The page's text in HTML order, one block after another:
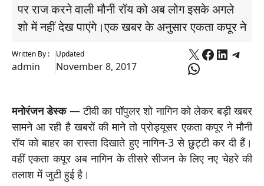
पर राज करने वाली मौनी रॉय को अब लोग इसके अगले
शो में नहीं देख पाएंगे।एक खबर के अनुसार एकता कपूर ने
Written By :
admin
Updated
November 8, 2017
X Facebook
WhatsApp
मनोरंजन डेस्क— टीवी का पॉपुलर शो नागिन को लेकर बड़ी खबर
सामने आ रही है खबरों की माने तो प्रोड्यूसर एकता कपूर ने मौनी
रॉय को बाहर का रास्ता दिखाते हुए नागिन-3 से छुट्टी कर दी हैं।
वहीं एकता कपूर अब नागिन के तीसरे सीजन के लिए नए चेहरे की
तलाश में जुटी हुई है।